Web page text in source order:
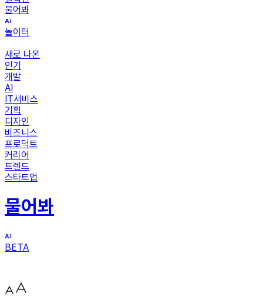
물어봐
놀이터
새로 나온
인기
개발
AI
IT서비스
기획
디자인
비즈니스
프로덕트
커리어
트렌드
스타트업
물어봐
BETA